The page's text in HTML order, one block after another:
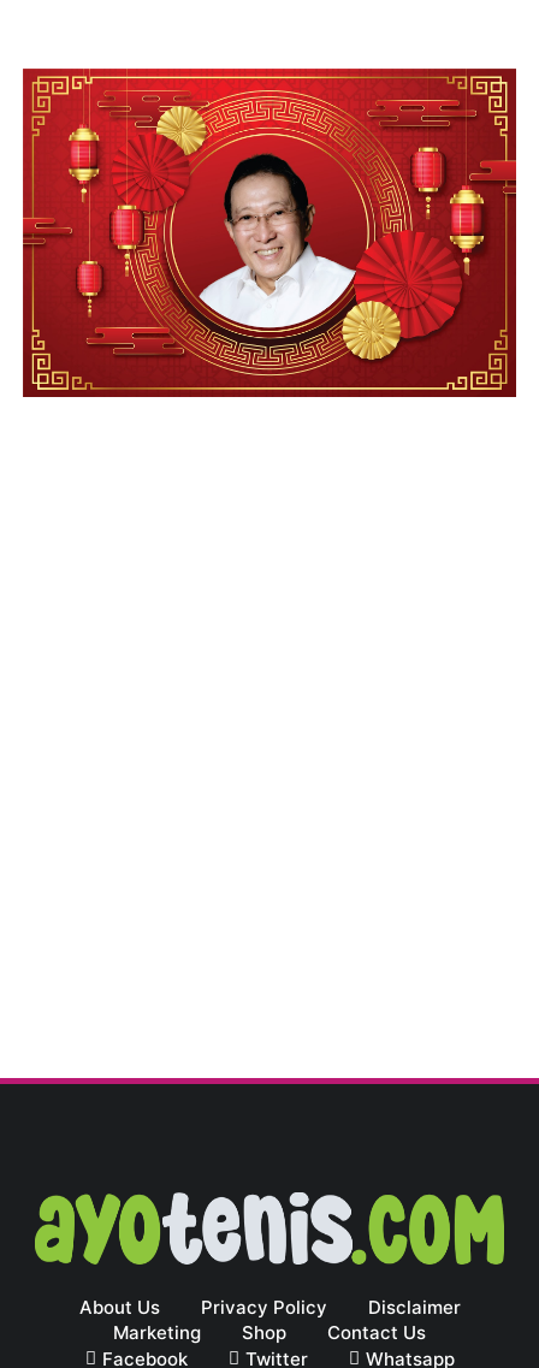
About Us Privacy Policy
Disclaimer
Marketing
Shop
Contact Us
Facebook
Twitter Whatsapp